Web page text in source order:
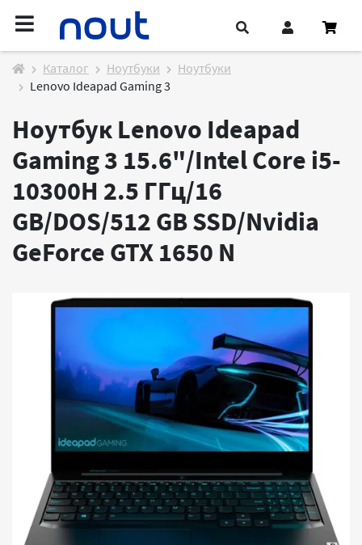
Каталог Ноутбуки
Ноутбуки
Lenovo Ideapad Gaming 3
Ноутбук Lenovo Ideapad
Gaming 3 15.6"/Intel Core i5-
10300H 2.5 ГГц/16
GB/DOS/512 GB SSD/Nvidia
GeForce GTX 1650 N